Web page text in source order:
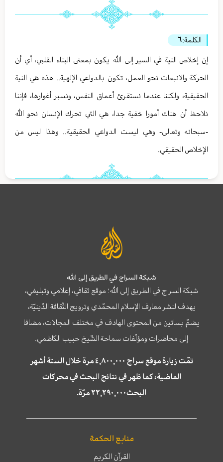
الكلمة:٦
إن إخلاص النية في السير إلى الله يكون بمعنى البناء القلبي، أي أن
الحركة والانبعاث نحو العمل، تكون بالدواعي الإلهية.. هذه هي النية
الحقيقية، ولكننا عندما نستقرئ أعماق النفس، ونسبر أغوارها، فإننا
نلاحظ أن هناك أمورا خفية جدا، هي التي تحرك الإنسان نحو الله
-سبحانه وتعالى- وهي ليست الدواعي الحقيقية.. وهذا ليس من
الإخلاص الحقيقي.
شبكة السراج في الطريق إلى الله
شبكة السراج في الطريق إلى الله؛ موقع ثقافي، إعلامي وتبليغي،
يهدف لنشر معارف الإسلام المحمّدي وترويج الثّقافة الدّينيّة،
يضمّ بساتين من المحتوى الهادف في مختلف المجالات، مضافا
إلى محاضرات ومؤلّفات سماحة الشّيخ حبيب الكاظمي.
تمّت زيارة موقع سراج ٤,٨٠٠,٠٠٠ مرة خلال الستة أشهر
الماضية، كما ظهر في نتائج البحث في محركات
البحث٢٢,٢٩٠,٠٠٠ مرّة.
منابع الحكمة
القرآن الكريم